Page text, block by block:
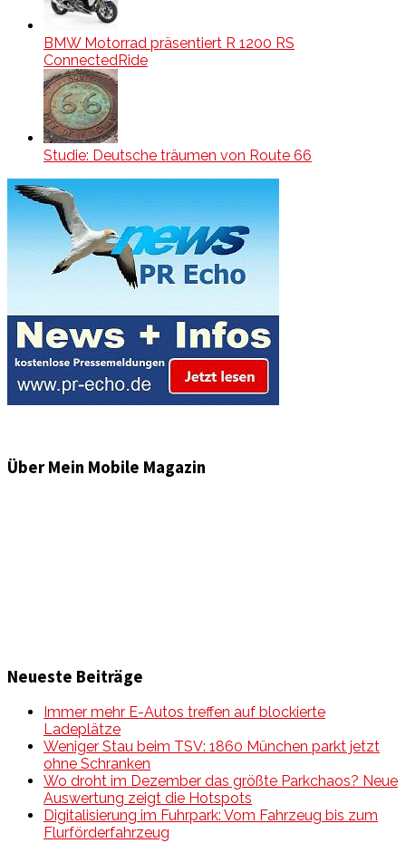
BMW Motorrad präsentiert R 1200 RS
ConnectedRide
Studie: Deutsche träumen von Route 66
Über Mein Mobile Magazin
Neueste Beiträge
Immer mehr E-Autos treffen auf blockierte
Ladeplätze
Weniger Stau beim TSV: 1860 München parkt jetzt
ohne Schranken
Wo droht im Dezember das größte Parkchaos? Neue
Auswertung zeigt die Hotspots
Digitalisierung im Fuhrpark: Vom Fahrzeug bis zum
Flurförderfahrzeug